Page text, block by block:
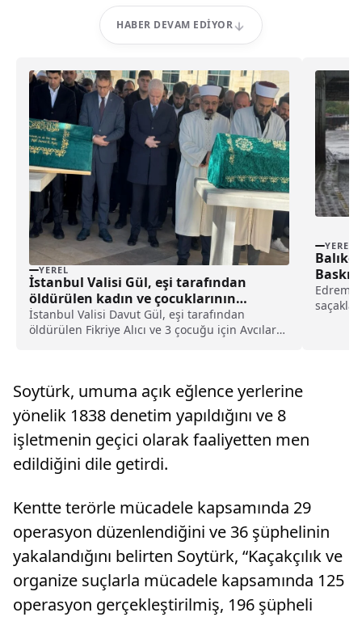
HABER DEVAM EDIYOR
YEREL
İstanbul Valisi Gül, eşi tarafından
öldürülen kadın ve çocuklarının
cenazesine katıldı haberi
İstanbul Valisi Davut Gül, eşi tarafından
öldürülen Fikriye Alıcı ve 3 çocuğu için Avcılar
Alıcı...
YEREL
Soytürk, umuma açık eğlence yerlerine
yönelik 1838 denetim yapıldığını ve 8
işletmenin geçici olarak faaliyetten men
edildiğini dile getirdi.
Kentte terörle mücadele kapsamında 29
operasyon düzenlendiğini ve 36 şüphelinin
yakalandığını belirten Soytürk, “Kaçakçılık ve
organize suçlarla mücadele kapsamında 125
operasyon gerçekleştirilmiş, 196 şüpheli